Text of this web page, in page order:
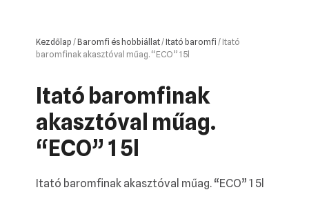
Kezdőlap /Baromfi és hobbiállat/Itató baromfi / Itató
baromfinak akasztóval műag. “ECO” 1 5l
Itató baromfinak
akasztóval műag.
“ECO” 1 5l
Itató baromfinak akasztóval műag. “ECO” 1 5l